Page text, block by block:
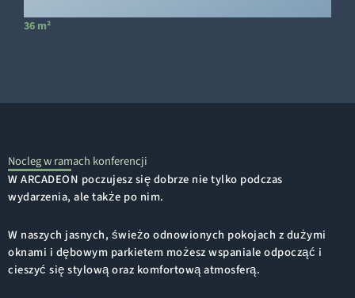
36 m²
Nocleg w ramach konferencji
W ARCADEON poczujesz się dobrze nie tylko podczas
wydarzenia, ale także po nim.
W naszych jasnych, świeżo odnowionych pokojach z dużymi
oknami i dębowym parkietem możesz wspaniale odpocząć i
cieszyć się stylową oraz komfortową atmosferą.